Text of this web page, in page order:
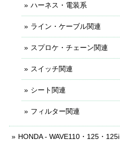
ハーネス・電装系
ライン・ケーブル関連
スプロケ・チェーン関連
スイッチ関連
シート関連
フィルター関連
HONDA - WAVE110・125・125i